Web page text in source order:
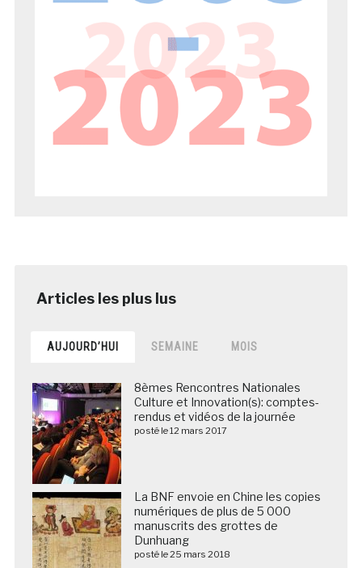
AUJOURD’HUI SEMAINE MOIS
8èmes Rencontres Nationales
Culture et Innovation(s): comptes-
rendus et vidéos de la journée
posté le 12 mars 2017
La BNF envoie en Chine les copies
numériques de plus de 5 000
manuscrits des grottes de
Dunhuang
posté le 25 mars 2018